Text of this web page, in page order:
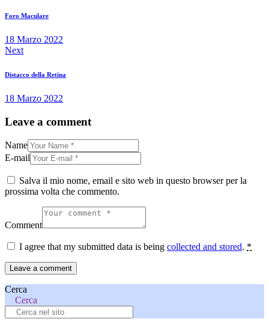
Foro Maculare
18 Marzo 2022
Next
Distacco della Retina
18 Marzo 2022
Leave a comment
Name
E-mail
Salva il mio nome, email e sito web in questo browser per la
prossima volta che commento.
Comment
I agree that my submitted data is being collected and stored. *
Cerca
Cerca